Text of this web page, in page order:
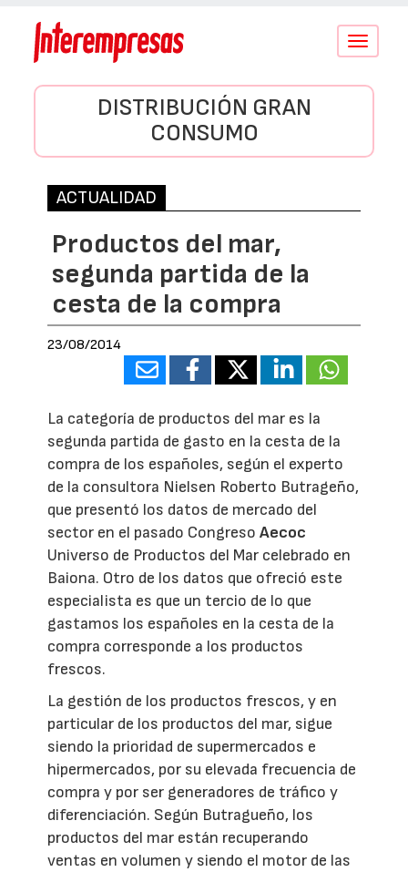
Conmutar
DISTRIBUCIÓN GRAN
CONSUMO
ACTUALIDAD
Productos del mar,
segunda partida de la
cesta de la compra
23/08/2014
La categoría de productos del mar es la
segunda partida de gasto en la cesta de la
compra de los españoles, según el experto
de la consultora Nielsen Roberto Butrageño,
que presentó los datos de mercado del
sector en el pasado CongresoAecoc
Universo de Productos del Mar celebrado en
Baiona. Otro de los datos que ofreció este
especialista es que un tercio de lo que
gastamos los españoles en la cesta de la
compra corresponde a los productos
frescos.
La gestión de los productos frescos, y en
particular de los productos del mar, sigue
siendo la prioridad de supermercados e
hipermercados, por su elevada frecuencia de
compra y por ser generadores de tráfico y
diferenciación. Según Butragueño, los
productos del mar están recuperando
ventas en volumen y siendo el motor de las